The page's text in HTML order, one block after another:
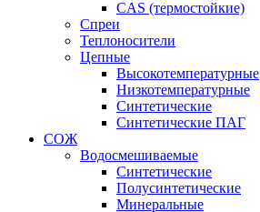
CAS (термостойкие)
Спреи
Теплоносители
Цепные
Высокотемпературные
Низкотемпературные
Синтетические
Синтетические ПАГ
СОЖ
Водосмешиваемые
Синтетические
Полусинтетические
Минеральные